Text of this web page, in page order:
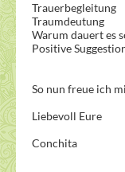
Trauerbegleitung
Traumdeutung
Warum dauert es
Positive
So nun freue ich
Liebevoll Eure
Conchita